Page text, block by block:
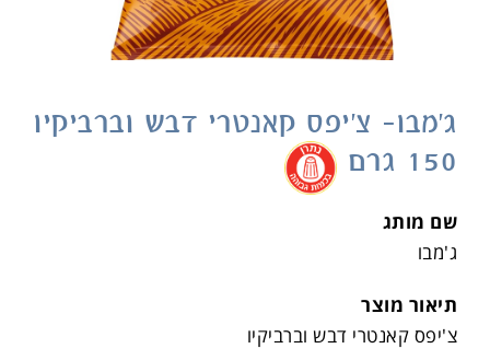
ג'מבו- צ'יפס קאנטרי דבש וברביקיו
150 גרם
.
שם מותג
ג'מבו
תיאור מוצר
צ'יפס קאנטרי דבש וברביקיו